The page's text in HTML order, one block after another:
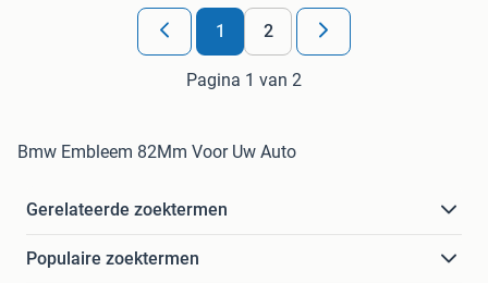
1 2
Pagina 1 van 2
Bmw Embleem 82Mm Voor Uw Auto
Gerelateerde zoektermen
Populaire zoektermen